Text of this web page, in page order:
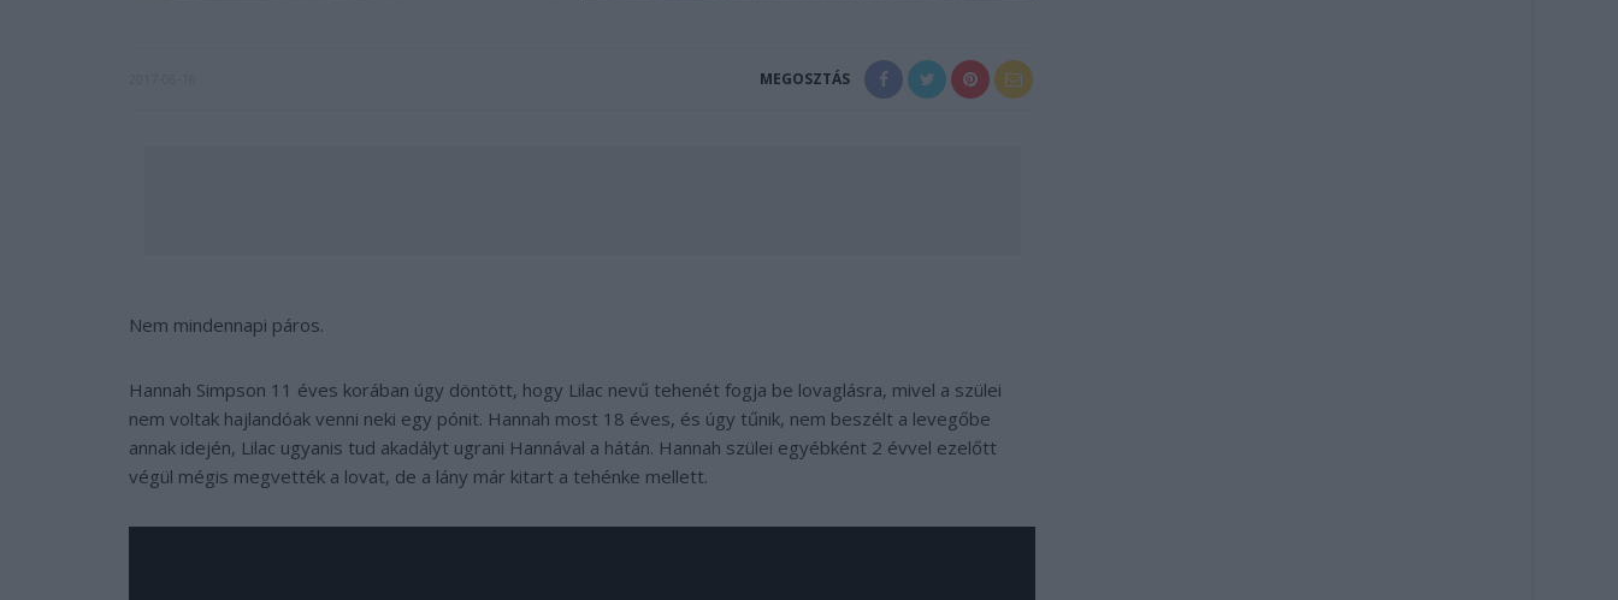
MEGOSZTÁS
Nem mindennapi páros.
Hannah Simpson 11 éves korában úgy döntött, hogy Lilac nevű tehenét fogja be lovaglásra, mivel a szülei
nem voltak hajlandóak venni neki egy pónit. Hannah most 18 éves, és úgy tűnik, nem beszélt a levegőbe
annak idején, Lilac ugyanis tud akadályt ugrani Hannával a hátán. Hannah szülei egyébként 2 évvel ezelőtt
végül mégis megvették a lovat, de a lány már kitart a tehénke mellett.